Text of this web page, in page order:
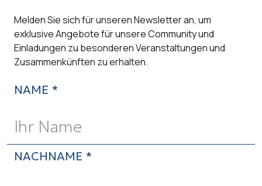
Melden Sie sich für unseren Newsletter an, um
exklusive Angebote für unsere Community und
Einladungen zu besonderen Veranstaltungen und
Zusammenkünften zu erhalten.
NAME *
NACHNAME *